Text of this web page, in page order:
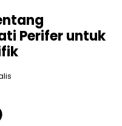
Perifer untuk